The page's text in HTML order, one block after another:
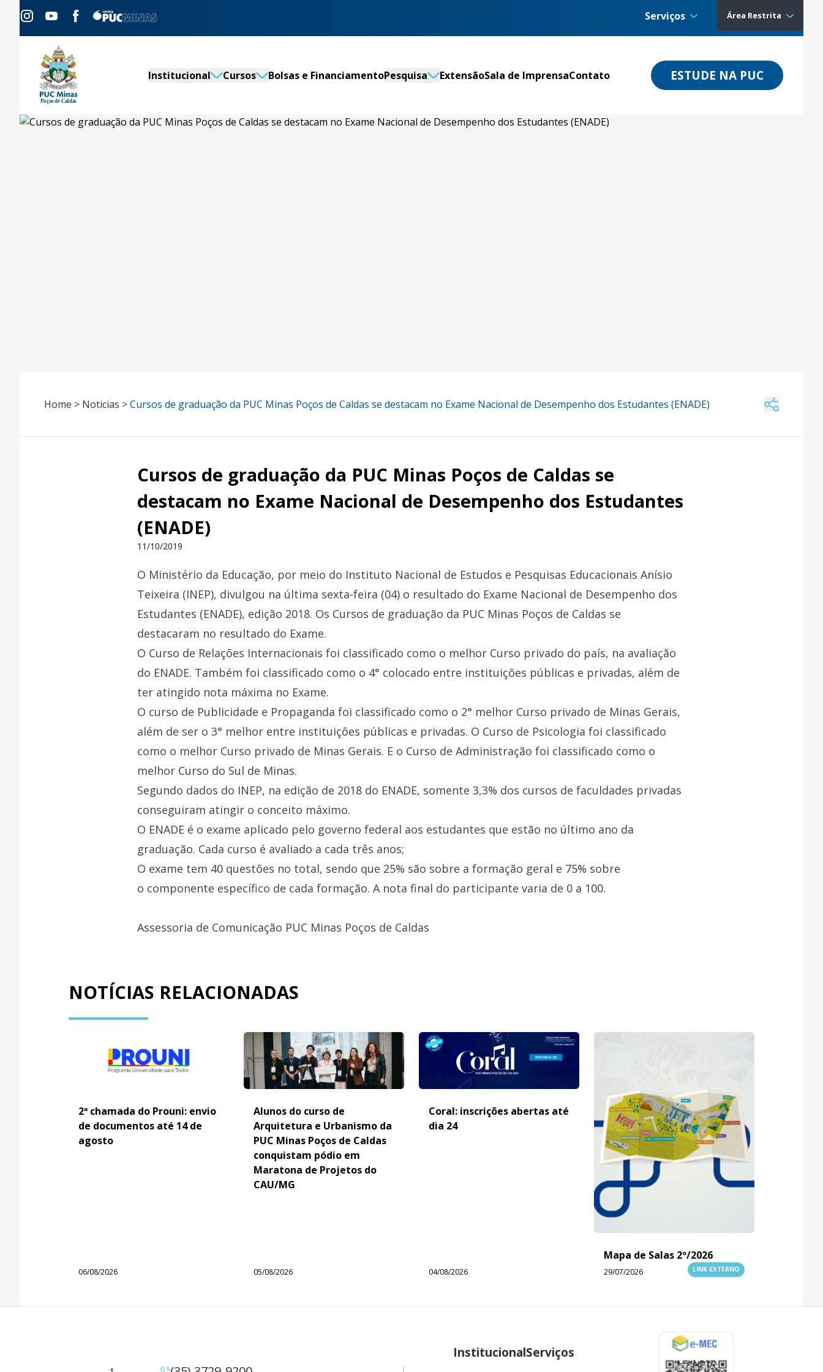
Serviços Área Restrita
Institucional Cursos Bolsas e FinanciamentoPesquisa ExtensãoSala de ImprensaContato ESTUDE NA PUC
Home > Noticias >Cursos de graduação da PUC Minas Poços de Caldas se destacam no Exame Nacional de Desempenho dos Estudantes (ENADE)
Cursos de graduação da PUC Minas Poços de Caldas se
destacam no Exame Nacional de Desempenho dos Estudantes
(ENADE)
11/10/2019
O Ministério da Educação, por meio do Instituto Nacional de Estudos e Pesquisas Educacionais Anísio
Teixeira (INEP), divulgou na última sexta-feira (04) o resultado do Exame Nacional de Desempenho dos
Estudantes (ENADE), edição 2018. Os Cursos de graduação da PUC Minas Poços de Caldas se
destacaram no resultado do Exame.
O Curso de Relações Internacionais foi classificado como o melhor Curso privado do país, na avaliação
do ENADE. Também foi classificado como o 4° colocado entre instituições públicas e privadas, além de
ter atingido nota máxima no Exame.
O curso de Publicidade e Propaganda foi classificado como o 2° melhor Curso privado de Minas Gerais,
além de ser o 3° melhor entre instituições públicas e privadas. O Curso de Psicologia foi classificado
como o melhor Curso privado de Minas Gerais. E o Curso de Administração foi classificado como o
melhor Curso do Sul de Minas.
Segundo dados do INEP, na edição de 2018 do ENADE, somente 3,3% dos cursos de faculdades privadas
conseguiram atingir o conceito máximo.
O ENADE é o exame aplicado pelo governo federal aos estudantes que estão no último ano da
graduação. Cada curso é avaliado a cada três anos;
O exame tem 40 questões no total, sendo que 25% são sobre a formação geral e 75% sobre
o componente específico de cada formação. A nota final do participante varia de 0 a 100.
Assessoria de Comunicação PUC Minas Poços de Caldas
NOTÍCIAS RELACIONADAS
2ª chamada do Prouni: envio
de documentos até 14 de
agosto
06/08/2026
Alunos do curso de
Arquitetura e Urbanismo da
PUC Minas Poços de Caldas
conquistam pódio em
Maratona de Projetos do
CAU/MG
05/08/2026
Coral: inscrições abertas até
dia 24
04/08/2026
Mapa de Salas 2º/2026
29/07/2026 LINK EXTERNO
InstitucionalServiços